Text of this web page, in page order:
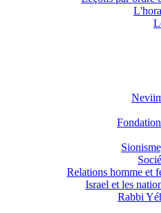
Relations homme et
Israel et les
Rabbi